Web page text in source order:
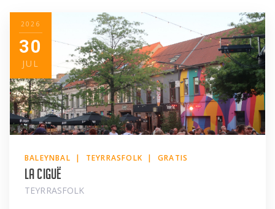
2026
30
JUL
BALEYNBAL | TEYRRASFOLK | GRATIS
La Ciguë
TEYRRASFOLK